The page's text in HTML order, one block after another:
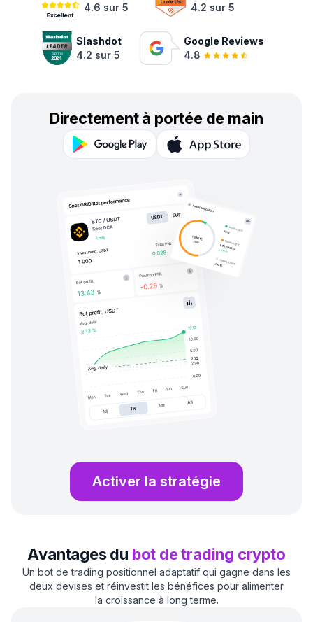
4.6 sur 5
4.2 sur 5
Slashdot
4.2 sur 5
Google Reviews
4.8
Directement à portée de main
Activer la stratégie
Avantages du bot de trading crypto
Un bot de trading positionnel adaptatif qui gagne dans les
deux devises et réinvestit les bénéfices pour alimenter
la croissance à long terme.